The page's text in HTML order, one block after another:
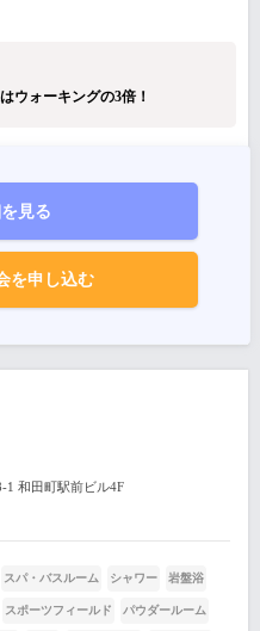
ウォーキングの3倍！
見る
を申し込む
和田町駅前ビル4F
スパ・バスルーム シャワー 岩盤浴
スポーツフィールド パウダールーム